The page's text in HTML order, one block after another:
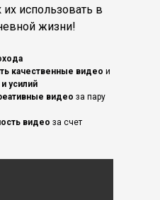
качественные видео и
усилий
видео за пару
видео за счет
использовать в
жизни!